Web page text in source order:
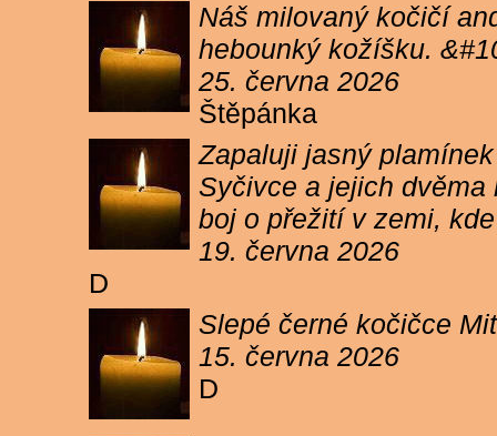
Náš milovaný kočičí
hebounký kožíšku.
25. června 2026
Štěpánka
Zapaluji jasný
Syčivce a jejich
boj o přežití v zemi,
19. června 2026
D
Slepé černé kočičce
15. června 2026
D